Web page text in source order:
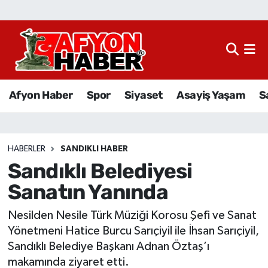
Afyon Haber Spor Siyaset Asayiş Yaşam
HABERLER SANDIKLI HABER
Sandıklı Belediyesi
Sanatın Yanında
Nesilden Nesile Türk Müziği Korosu Şefi ve Sanat
Yönetmeni Hatice Burcu Sarıçiyil ile İhsan Sarıçiyil,
Sandıklı Belediye Başkanı Adnan Öztaş’ı
makamında ziyaret etti.
Afyon Haber
Sağlık
Eğitim
Sivil Toplum
Ekonomi